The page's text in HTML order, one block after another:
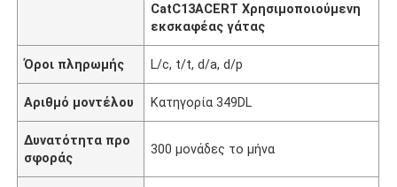
CatC13ACERT Χρησιμοποιούμενη
εκσκαφέας γάτας
Όροι πληρωμής L/c, t/t, d/a, d/p
Αριθμό μοντέλου Κατηγορία 349DL
Δυνατότητα προ
σφοράς
300 μονάδες το μήνα